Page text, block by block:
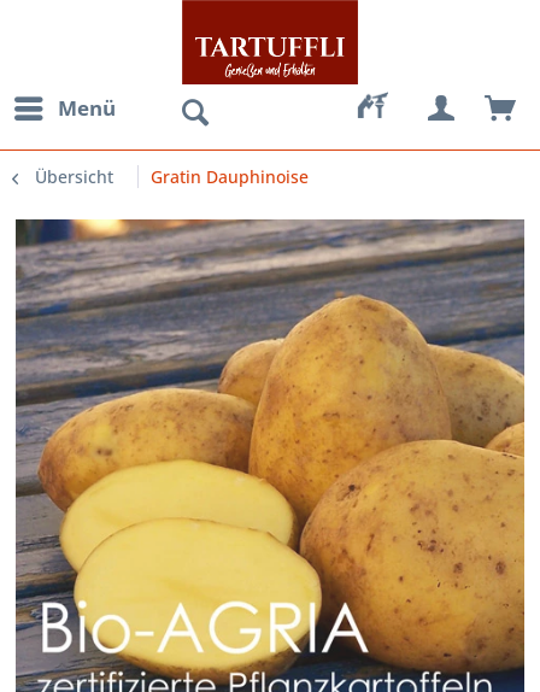
Menü
Übersicht Gratin Dauphinoise